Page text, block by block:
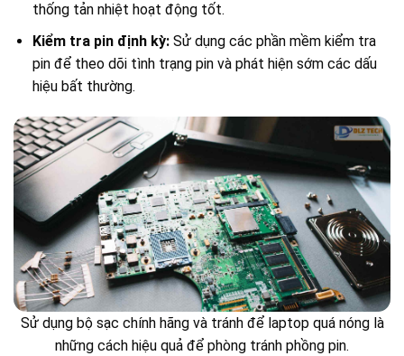
thống tản nhiệt hoạt động tốt.
Kiểm tra pin định kỳ:Sử dụng các phần mềm kiểm tra
pin để theo dõi tình trạng pin và phát hiện sớm các dấu
hiệu bất thường.
Sử dụng bộ sạc chính hãng và tránh để laptop quá nóng là
những cách hiệu quả để phòng tránh phồng pin.